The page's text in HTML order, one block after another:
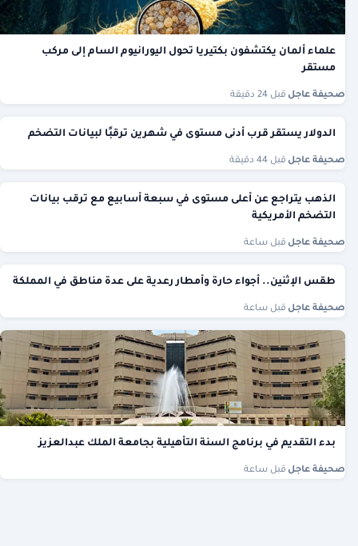
علماء ألمان يكتشفون بكتيريا تحول اليورانيوم السام إلى مركب
مستقر
صحيفة عاجل قبل 24 دقيقة
الدولار يستقر قرب أدنى مستوى في شهرين ترقبًا لبيانات التضخم
صحيفة عاجل قبل 44 دقيقة
الذهب يتراجع عن أعلى مستوى في سبعة أسابيع مع ترقب بيانات
التضخم الأمريكية
صحيفة عاجل قبل ساعة
طقس الإثنين.. أجواء حارة وأمطار رعدية على عدة مناطق في المملكة
صحيفة عاجل قبل ساعة
بدء التقديم في برنامج السنة التأهيلية بجامعة الملك عبدالعزيز
صحيفة عاجل قبل ساعة